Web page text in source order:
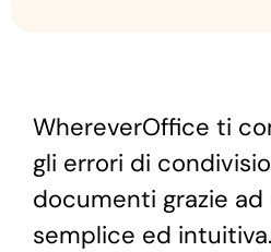
WhereverOffice ti
gli errori di
documenti grazie ad
semplice ed intuitiva.